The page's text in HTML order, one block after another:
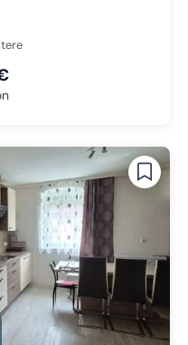
Slide 1 wechseln